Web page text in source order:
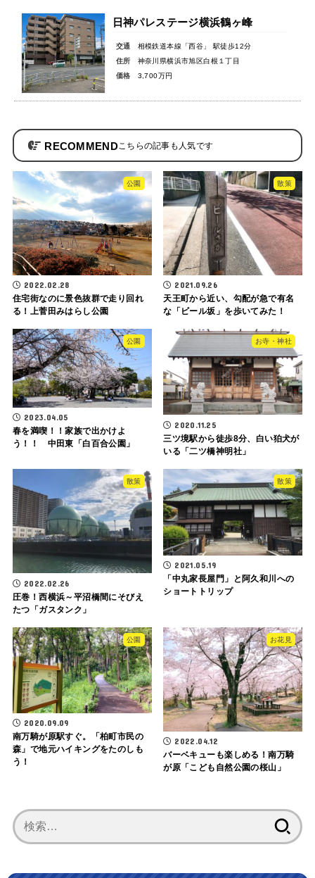
日神パレステージ横浜鶴ヶ峰
交通
相模鉄道本線「西谷」 駅徒歩12分
住所
神奈川県横浜市旭区白根１丁目
価格
3,700万円
RECOMMEND
公園
2022.02.28
住宅街なのに景色抜群で走り回れ
る！上菅田みはらし公園
散策
2021.09.26
天王町から近い、勾配が急で有名
な「ビール坂」を歩いてみた！
公園
2023.04.05
春を満喫！！家族で出かけよ
う！！ 中田東「白百合公園」
お寺・神社
2020.11.25
三ツ境駅から徒歩8分、白い狛犬が
いる「二ツ橋神明社」
散策
2022.02.26
圧巻！西横浜～平沼橋間にそびえ
たつ「ガスタンク」
散策
2021.05.19
「中丸家長屋門」と阿久和川への
ショートトリップ
公園
2020.09.09
南万騎が原駅すぐ。「柏町市民の
森」で地元ハイキングをたのしも
う！
お花見
2022.04.12
バーベキューも楽しめる！南万騎
が原「こども自然公園の桜山」
索: